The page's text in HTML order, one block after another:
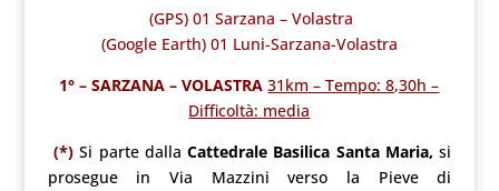
(GPS) 01 Sarzana – Volastra
(Google Earth) 01 Luni-Sarzana-Volastra
1° – SARZANA – VOLASTRA 31km – Tempo: 8,30h –
Difficoltà: media
(*) Si parte dallaCattedrale Basilica Santa Maria, si
prosegue in Via Mazzini verso la Pieve di